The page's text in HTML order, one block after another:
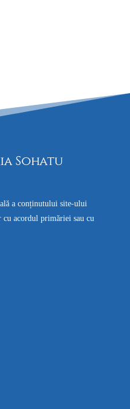
a conținutului site-ului
cu acordul primăriei sau cu